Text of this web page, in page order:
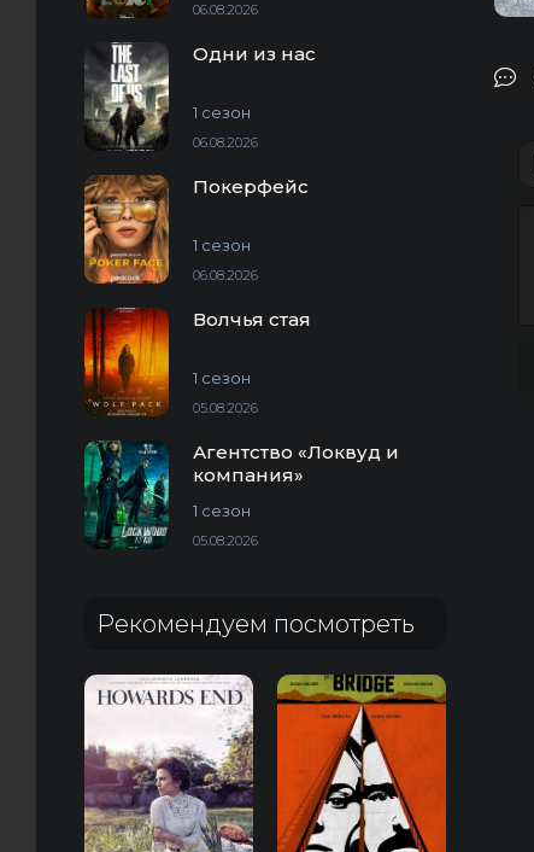
06.08.2026
Одни из нас
1 сезон
06.08.2026
Покерфейс
1 сезон
06.08.2026
Волчья стая
1 сезон
05.08.2026
Агентство «Локвуд и
компания»
1 сезон
05.08.2026
Рекомендуем посмотреть